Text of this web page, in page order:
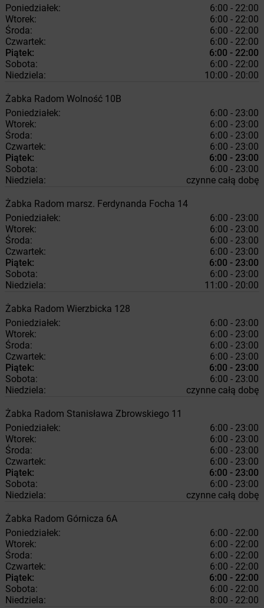
Poniedziałek:
6:00 - 22:00
Wtorek:
6:00 - 22:00
Środa:
6:00 - 22:00
Czwartek:
6:00 - 22:00
Piątek:
6:00 - 22:00
Sobota:
6:00 - 22:00
Niedziela:
10:00 - 20:00
Żabka Radom Wolność 10B
Poniedziałek:
6:00 - 23:00
Wtorek:
6:00 - 23:00
Środa:
6:00 - 23:00
Czwartek:
6:00 - 23:00
Piątek:
6:00 - 23:00
Sobota:
6:00 - 23:00
Niedziela:
czynne całą dobę
Żabka Radom marsz. Ferdynanda Focha 14
Poniedziałek:
6:00 - 23:00
Wtorek:
6:00 - 23:00
Środa:
6:00 - 23:00
Czwartek:
6:00 - 23:00
Piątek:
6:00 - 23:00
Sobota:
6:00 - 23:00
Niedziela:
11:00 - 20:00
Żabka Radom Wierzbicka 128
Poniedziałek:
6:00 - 23:00
Wtorek:
6:00 - 23:00
Środa:
6:00 - 23:00
Czwartek:
6:00 - 23:00
Piątek:
6:00 - 23:00
Sobota:
6:00 - 23:00
Niedziela:
czynne całą dobę
Żabka Radom Stanisława Zbrowskiego 11
Poniedziałek:
6:00 - 23:00
Wtorek:
6:00 - 23:00
Środa:
6:00 - 23:00
Czwartek:
6:00 - 23:00
Piątek:
6:00 - 23:00
Sobota:
6:00 - 23:00
Niedziela:
czynne całą dobę
Żabka Radom Górnicza 6A
Poniedziałek:
6:00 - 22:00
Wtorek:
6:00 - 22:00
Środa:
6:00 - 22:00
Czwartek:
6:00 - 22:00
Piątek:
6:00 - 22:00
Sobota:
6:00 - 22:00
Niedziela:
8:00 - 22:00